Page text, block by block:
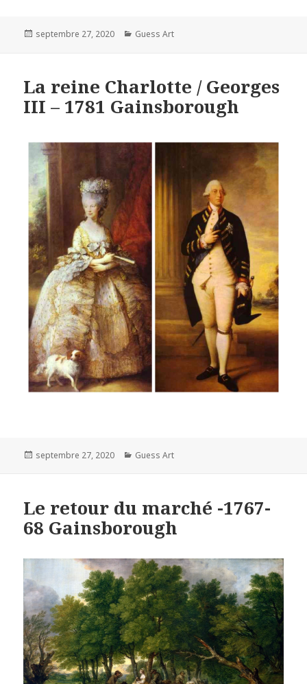
Posted
septembre 27, 2020 Categories
Guess Art
La reine Charlotte / Georges
III – 1781 Gainsborough
Posted
septembre 27, 2020 Categories
Guess Art
Le retour du marché -1767-
68 Gainsborough